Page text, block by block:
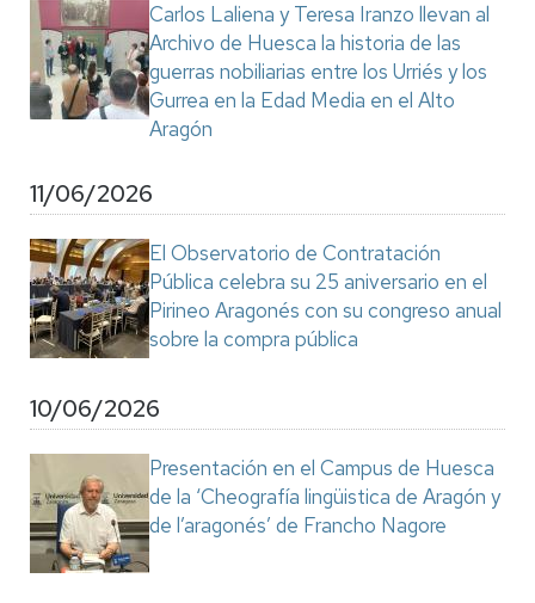
Carlos Laliena y Teresa Iranzo llevan al
Archivo de Huesca la historia de las
guerras nobiliarias entre los Urriés y los
Gurrea en la Edad Media en el Alto
Aragón
11/06/2026
El Observatorio de Contratación
Pública celebra su 25 aniversario en el
Pirineo Aragonés con su congreso anual
sobre la compra pública
10/06/2026
Presentación en el Campus de Huesca
de la ‘Cheografía lingüistica de Aragón y
de l’aragonés’ de Francho Nagore